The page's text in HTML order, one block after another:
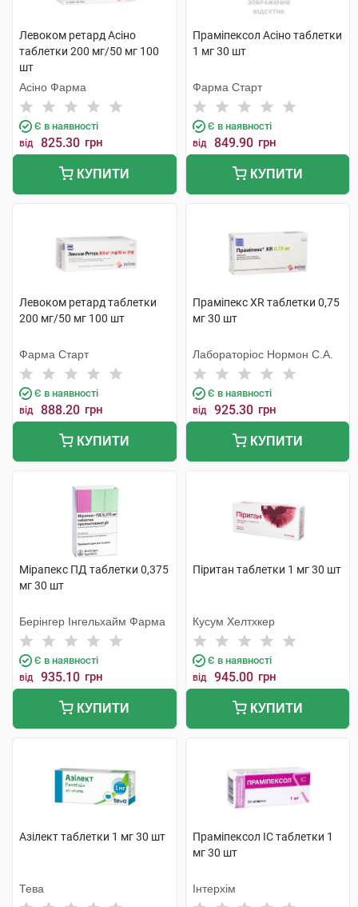
Левоком ретард Асіно
таблетки 200 мг/50 мг 100
шт
Асіно Фарма
Є в наявності
від 825.30 грн
КУПИТИ
Праміпексол Асіно таблетки
1 мг 30 шт
Фарма Старт
Є в наявності
від 849.90 грн
КУПИТИ
Левоком ретард таблетки
200 мг/50 мг 100 шт
Фарма Старт
Є в наявності
від 888.20 грн
КУПИТИ
Праміпекс XR таблетки 0,75
мг 30 шт
Лабораторіос Нормон С.А.
Є в наявності
від 925.30 грн
КУПИТИ
Мірапекс ПД таблетки 0,375
мг 30 шт
Берінгер Інгельхайм Фарма
Є в наявності
від 935.10 грн
КУПИТИ
Піритан таблетки 1 мг 30 шт
Кусум Хелтхкер
Є в наявності
від 945.00 грн
КУПИТИ
Азілект таблетки 1 мг 30 шт
Тева
Праміпексол IC таблетки 1
мг 30 шт
Інтерхім